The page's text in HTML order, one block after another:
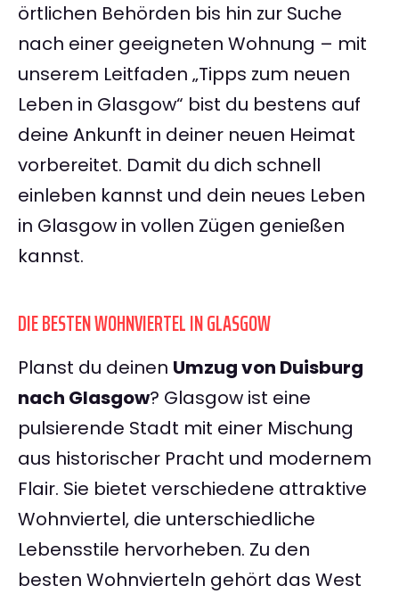
örtlichen Behörden bis hin zur Suche
nach einer geeigneten Wohnung – mit
unserem Leitfaden „Tipps zum neuen
Leben in Glasgow“ bist du bestens auf
deine Ankunft in deiner neuen Heimat
vorbereitet. Damit du dich schnell
einleben kannst und dein neues Leben
in Glasgow in vollen Zügen genießen
kannst.
DIE BESTEN WOHNVIERTEL IN GLASGOW
Planst du deinen Umzug von Duisburg
nach Glasgow? Glasgow ist eine
pulsierende Stadt mit einer Mischung
aus historischer Pracht und modernem
Flair. Sie bietet verschiedene attraktive
Wohnviertel, die unterschiedliche
Lebensstile hervorheben. Zu den
besten Wohnvierteln gehört das West